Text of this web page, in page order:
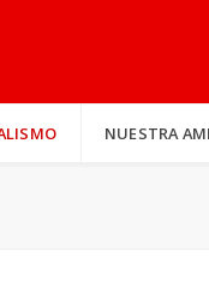
NUESTRA